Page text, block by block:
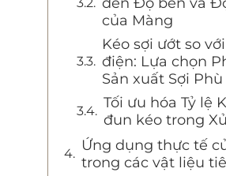
của Màng
Kéo sợi ướt so
điện: Lựa chọn
Sản xuất Sợi
Tối ưu hóa Tỷ lệ
đun kéo trong
Ứng dụng thực tế
trong các vật liệu